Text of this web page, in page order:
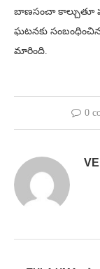
బాణసంచా కాల్చుతూ
ఘటనకు
మారింది.
0